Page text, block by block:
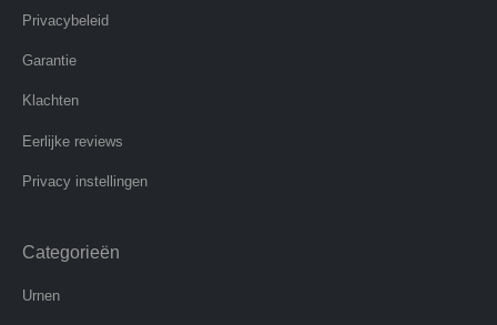
Privacybeleid
Garantie
Klachten
Eerlijke reviews
Privacy instellingen
Categorieën
Urnen